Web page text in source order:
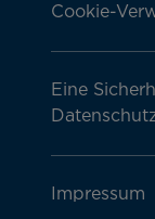
Cookie-
Eine
Impressum